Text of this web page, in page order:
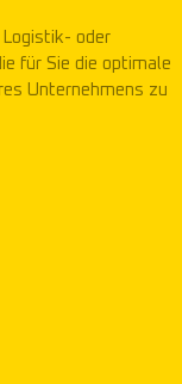
Logistik- oder
für Sie die optimale
Unternehmens zu